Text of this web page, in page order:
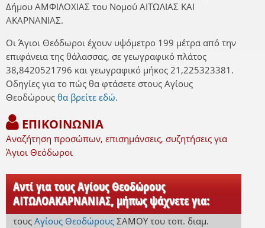
Δήμου ΑΜΦΙΛΟΧΙΑΣ του Νομού ΑΙΤΩΛΙΑΣ ΚΑΙ
ΑΚΑΡΝΑΝΙΑΣ.
Οι Άγιοι Θεόδωροι έχουν υψόμετρο 199 μέτρα από την
επιφάνεια της θάλασσας, σε γεωγραφικό πλάτος
38,8420521796 και γεωγραφικό μήκος 21,225323381.
Οδηγίες για το πώς θα φτάσετε στους Αγίους
Θεοδώρους θα βρείτε εδώ.
ΕΠΙΚΟΙΝΩΝΙΑ
Αναζήτηση προσώπων, επισημάνσεις, συζητήσεις για
Άγιοι Θεόδωροι
Αντί για τους Αγίους Θεοδώρους
ΑΙΤΩΛΟΑΚΑΡΝΑΝΙΑΣ, μήπως ψάχνετε για:
τους Αγίους Θεοδώρους ΣΑΜΟΥ του τοπ. διαμ.